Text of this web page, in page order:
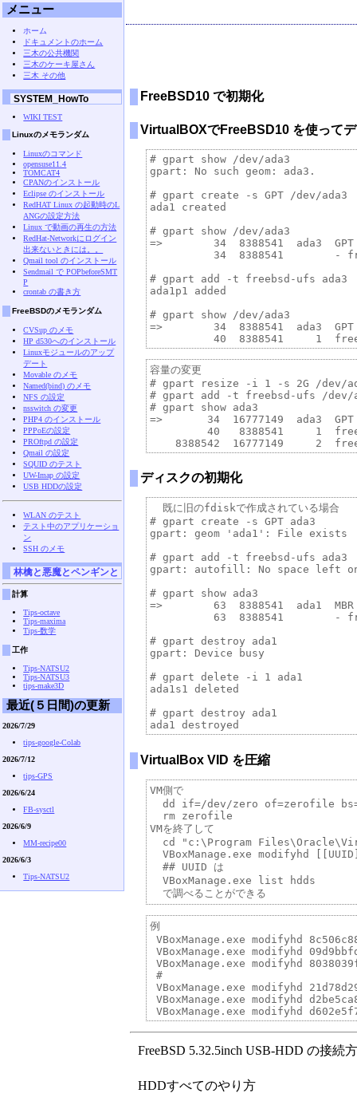
FreeBSD10 で初期化
VirtualBOXでFreeBSD10 を使って
# gpart show /dev/ada3
gpart: No such geom: ada3.
# gpart create -s GPT /dev/ada3
ada1 created
# gpart show /dev/ada3
=>        34  8388541  ada3
34  8388541        -
# gpart add -t freebsd-ufs ada3
ada1p1 added
# gpart show /dev/ada3
=>        34  8388541  ada3
容量の変更
# gpart resize -i 1 -s 2G /dev/
# gpart add -t freebsd-ufs /dev/
# gpart show ada3
=>       34  16777149  ada3
40   8388541     1
ディスクの初期化
  既に旧のfdiskで作成されている場合
# gpart create -s GPT ada3
gpart: geom 'ada1': File exists
# gpart add -t freebsd-ufs ada3
gpart: autofill: No space left
# gpart show ada3
=>        63  8388541  ada1
63  8388541        -
# gpart destroy ada1
gpart: Device busy
# gpart delete -i 1 ada1
ada1s1 deleted
# gpart destroy ada1
VirtualBox VID を圧縮
VM側で
dd if=/dev/zero of=zerofile
  rm zerofile
VMを終了して
cd "c:\Program
VBoxManage.exe modifyhd
  ## UUID は
  VBoxManage.exe list hdds
例
VBoxManage.exe modifyhd
VBoxManage.exe modifyhd
VBoxManage.exe modifyhd
#
VBoxManage.exe modifyhd
VBoxManage.exe modifyhd
FreeBSD 5.32.5inch USB-HDD の接続
HDDすべてのやり方
メニュー
ホーム
ドキュメントのホーム
三木の公共機関
三木のケーキ屋さん
三木 その他
SYSTEM_HowTo
WIKI TEST
Linuxのメモランダム
Linuxのコマンド
opensuse11.4
TOMCAT4
CPANのインストール
Eclipse のインストール
RedHAT Linux の起動時のL
ANGの設定方法
Linux で動画の再生の方法
RedHat-Networkにログイン
出来ないときには。。
Qmail tool のインストール
Sendmail で POPbeforeSMT
P
crontab の書き方
FreeBSDのメモランダム
CVSup のメモ
HP d530へのインストール
Linuxモジュールのアップ
デート
Movable のメモ
Named(bind) のメモ
NFS の設定
nsswitch の変更
PHP4 のインストール
PPPoEの設定
PROftpd の設定
Qmail の設定
SQUID のテスト
UW-Imap の設定
USB HDDの設定
WLAN のテスト
テスト中のアプリケーショ
ン
SSH のメモ
林檎と悪魔とペンギンと
計算
Tips-octave
Tips-maxima
Tips-数学
工作
Tips-NATSU2
Tips-NATSU3
tips-make3D
最近(５日間)の更新
2026/7/29
tips-google-Colab
2026/7/12
tips-GPS
2026/6/24
FB-sysctl
2026/6/9
MM-recipe00
2026/6/3
Tips-NATSU2